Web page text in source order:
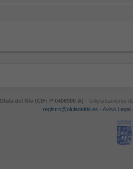
del Río (CIF: P-0406900-A) - © Ayuntamiento
registro@oluladelrio.es - Aviso Legal